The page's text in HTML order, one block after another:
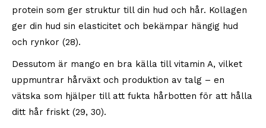
protein som ger struktur till din hud och hår. Kollagen
ger din hud sin elasticitet och bekämpar hängig hud
och rynkor (28).
Dessutom är mango en bra källa till vitamin A, vilket
uppmuntrar hårväxt och produktion av talg – en
vätska som hjälper till att fukta hårbotten för att hålla
ditt hår friskt (29, 30).